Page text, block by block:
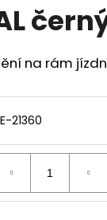
na rám
21360